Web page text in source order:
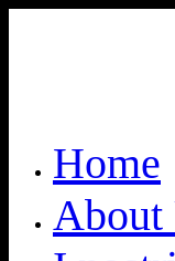
Home
About